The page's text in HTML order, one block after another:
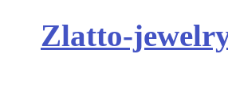
Zlatto-